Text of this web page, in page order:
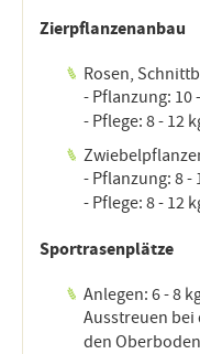
Zierpflanzenanbau
Rosen,
- Pflanzung: 10
- Pflege: 8 - 12
- Pflanzung: 8 -
- Pflege: 8 - 12
Sportrasenplätze
Anlegen: 6 - 8
Ausstreuen
den